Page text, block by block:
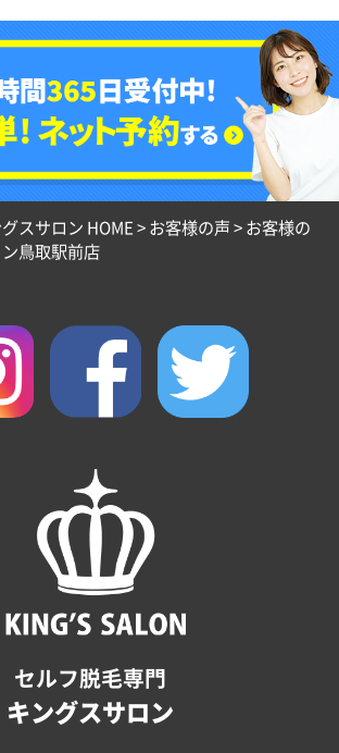
スサロン HOME>お客様の声>お客様の
鳥取駅前店
セルフ脱毛専門
キングスサロン